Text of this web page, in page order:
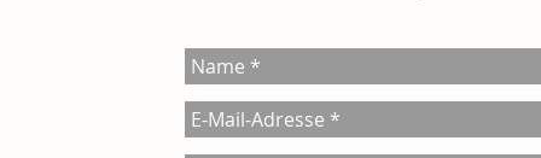
Das ist ein
hinzuzufügen